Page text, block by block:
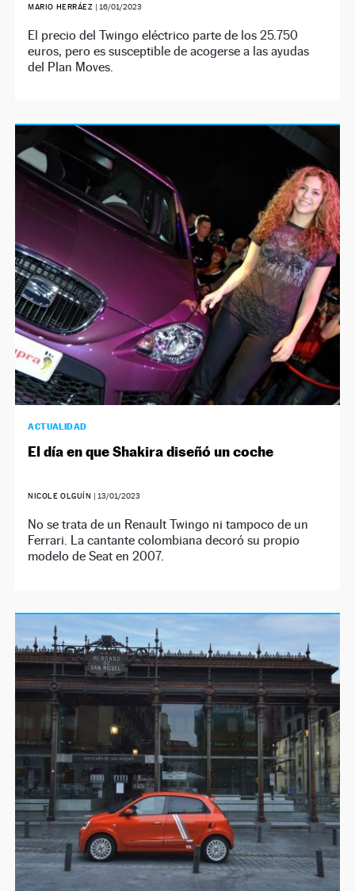
MARIO HERRÁEZ | 16/01/2023
El precio del Twingo eléctrico parte de los 25.750
euros, pero es susceptible de acogerse a las ayudas
del Plan Moves.
ACTUALIDAD
El día en que Shakira diseñó un coche
NICOLE OLGUÍN | 13/01/2023
No se trata de un Renault Twingo ni tampoco de un
Ferrari. La cantante colombiana decoró su propio
modelo de Seat en 2007.